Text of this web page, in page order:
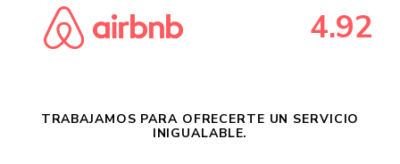
4.92
TRABAJAMOS PARA OFRECERTE UN SERVICIO
INIGUALABLE.